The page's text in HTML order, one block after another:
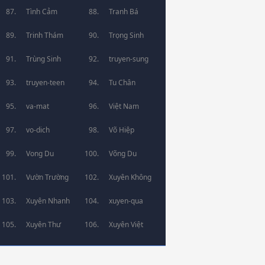
Tình Cảm Tranh Bá
Trinh Thám Trọng Sinh
Trùng Sinh truyen-sung
truyen-teen Tu Chân
va-mat Việt Nam
vo-dich Võ Hiệp
Vong Du Võng Du
Vườn Trường Xuyên Không
Xuyên Nhanh xuyen-qua
Xuyên Thư Xuyên Việt